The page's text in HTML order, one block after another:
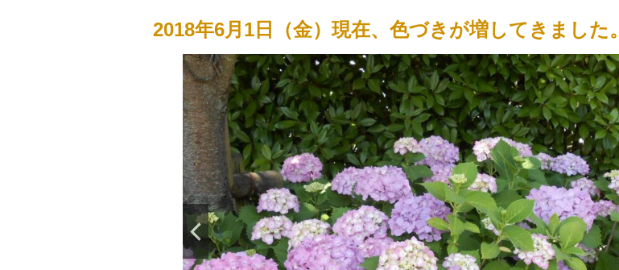
2018年6月1日（金）現在、色づきが増してきました。